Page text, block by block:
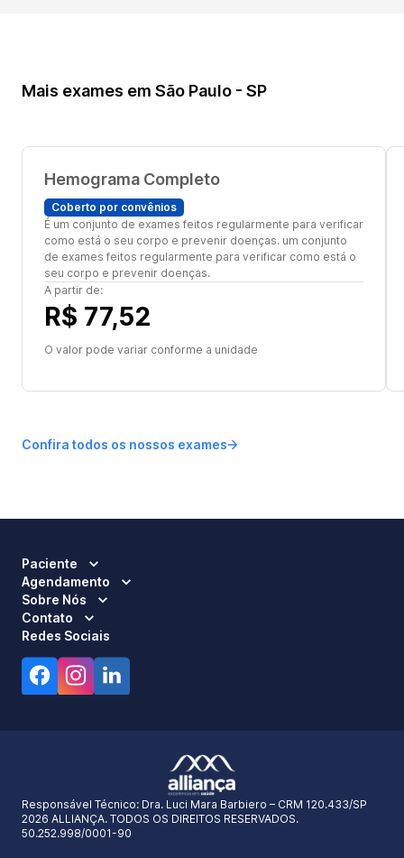
Mais exames em São Paulo - SP
Hemograma Completo
Coberto por convênios
É um conjunto de exames feitos regularmente para verificar
como está o seu corpo e prevenir doenças. um conjunto
de exames feitos regularmente para verificar como está o
seu corpo e prevenir doenças.
A partir de:
R$ 77,52
O valor pode variar conforme a unidade
Confira todos os nossos exames
Paciente
Agendamento
Sobre Nós
Contato
Redes Sociais
Responsável Técnico: Dra. Luci Mara Barbiero – CRM 120.433/SP
2026 ALLIANÇA. TODOS OS DIREITOS RESERVADOS.
50.252.998/0001-90